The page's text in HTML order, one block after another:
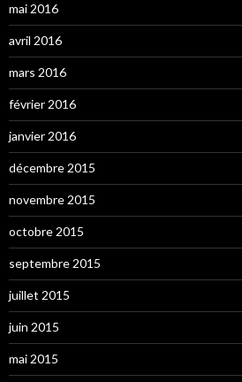
mai 2016
avril 2016
mars 2016
février 2016
janvier 2016
décembre 2015
novembre 2015
octobre 2015
septembre 2015
juillet 2015
juin 2015
mai 2015